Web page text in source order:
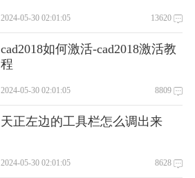
2024-05-30 02:01:05 13620
cad2018如何激活-cad2018激活教
程
2024-05-30 02:01:05 8809
天正左边的工具栏怎么调出来
2024-05-30 02:01:05 8628